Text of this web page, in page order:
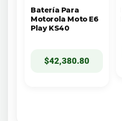
Batería Para
Motorola Moto E6
Play KS40
$42,380.80